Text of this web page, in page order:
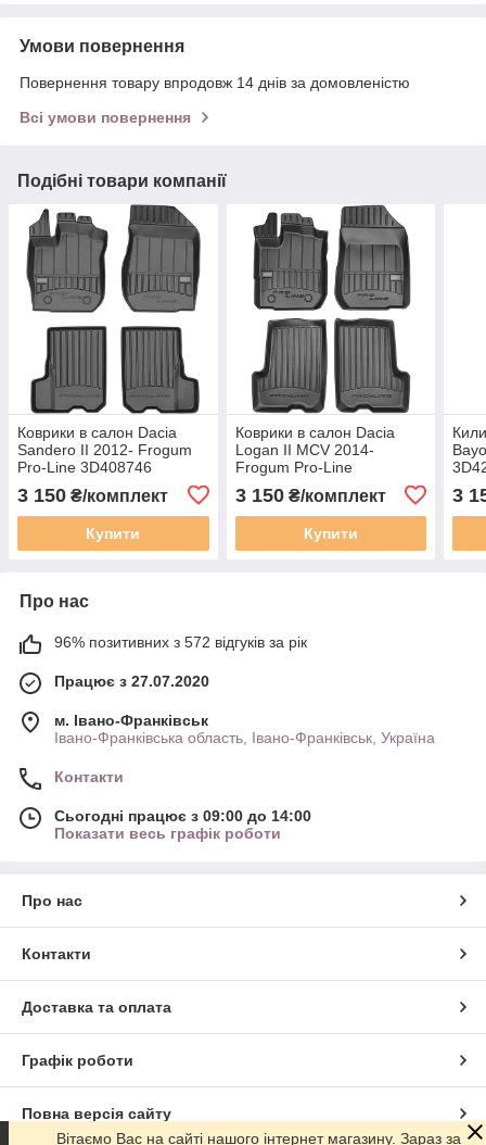
Умови повернення
Повернення товару впродовж 14 днів за домовленістю
Всі умови повернення
Подібні товари компанії
Коврики в салон Dacia
Sandero II 2012- Frogum
Pro-Line 3D408746
3 150 ₴/комплект
Купити
Коврики в салон Dacia
Logan II MCV 2014-
Frogum Pro-Line
3 150₴/комплект
Купити
3
Про нас
96% позитивних з 572 відгуків за рік
Працює з 27.07.2020
м. Івано-Франківськ
Івано-Франківська область, Івано-Франківськ, Україна
Контакти
Сьогодні працює з 09:00 до 14:00
Показати весь графік роботи
Про нас
Контакти
Доставка та оплата
Графік роботи
Повна версія сайту
Вітаємо Вас на сайті нашого інтернет магазину. Зараз за